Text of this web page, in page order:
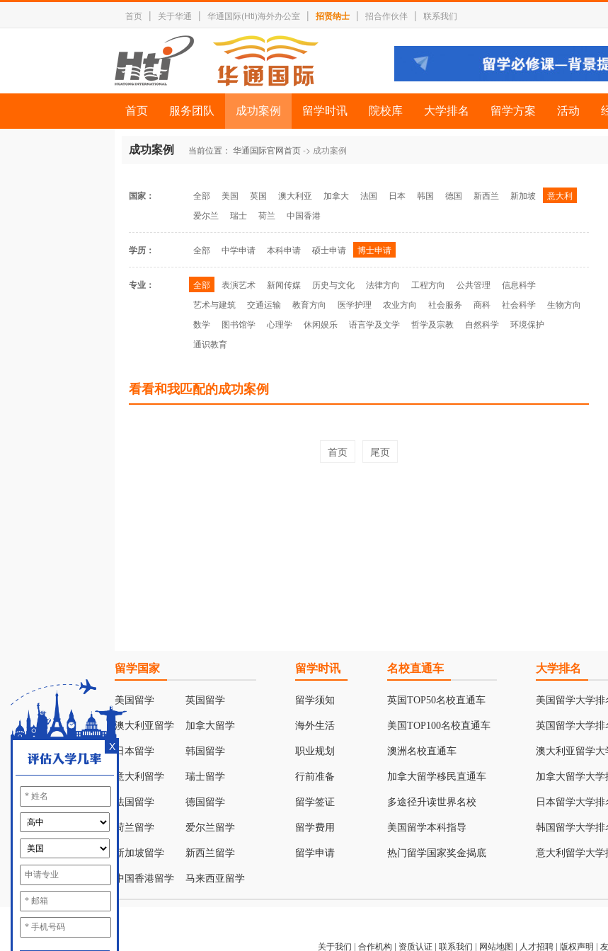
首页 | 关于华通 | 华通国际(Hti)海外办公室 | 招贤纳士 | 招合作伙伴 | 联系我们
首页 服务团队 成功案例 留学时讯 院校库 大学排名 留学方案 活动
成功案例 当前位置： 华通国际官网首页-> 成功案例
国家： 全部 美国 英国 澳大利亚 加拿大 法国 日本 韩国 德国 新西兰 新加坡
意大利
爱尔兰
瑞士 荷兰 中国香港
学历： 全部 中学申请 本科申请 硕士申请 博士申请
专业： 全部 表演艺术 新闻传媒 历史与文化 法律方向 工程方向 公共管理
信息科学
艺术与建筑
交通运输 教育方向 医学护理 农业方向 社会服务 商科 社会科学
生物方向
数学
图书馆学 心理学 休闲娱乐 语言学及文学 哲学及宗教 自然科学
环境保护
通识教育
看看和我匹配的成功案例
首页 尾页
X
留学国家
美国留学 英国留学
澳大利亚留学 加拿大留学
日本留学 韩国留学
意大利留学 瑞士留学
法国留学 德国留学
荷兰留学 爱尔兰留学
新加坡留学 新西兰留学
中国香港留学 马来西亚留学
留学时讯
留学须知
海外生活
职业规划
行前准备
留学签证
留学费用
留学申请
名校直通车
英国TOP50名校直通车
美国TOP100名校直通车
澳洲名校直通车
加拿大留学移民直通车
多途径升读世界名校
美国留学本科指导
热门留学国家奖金揭底
大学排名
美国留学大学排
英国留学大学排
澳大利亚留学大
加拿大留学大学
日本留学大学排
韩国留学大学排
意大利留学大学
关于我们 | 合作机构 | 资质认证| 联系我们 | 网站地图 | 人才招聘| 版权声明 |